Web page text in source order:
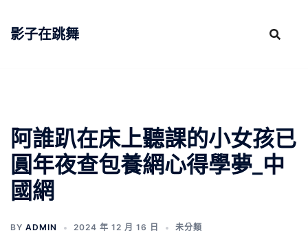
影子在跳舞
阿誰趴在床上聽課的小女孩已
圓年夜查包養網心得學夢_中
國網
BY ADMIN 2024 年 12 月 16 日 未分類